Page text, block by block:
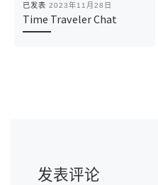
已发表 2023年11月28日
Time Traveler Chat
发表评论